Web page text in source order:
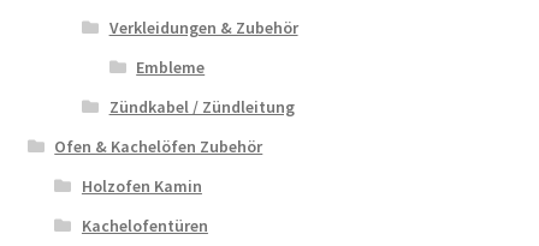
Verkleidungen & Zubehör
Embleme
Zündkabel / Zündleitung
Ofen & Kachelöfen Zubehör
Holzofen Kamin
Kachelofentüren